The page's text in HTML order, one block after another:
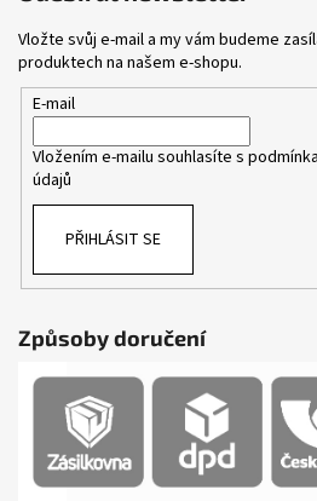
Vložte svůj e-mail a my vám budeme
produktech na našem e-shopu.
E-mail
Vložením e-mailu souhlasíte s
údajů
PŘIHLÁSIT SE
Způsoby doručení